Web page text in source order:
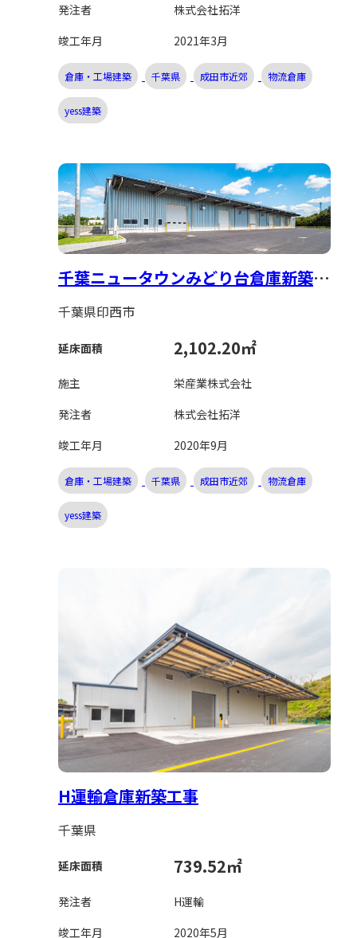
発注者
株式会社拓洋
竣工年月
2021年3月
倉庫・工場建築 千葉県 成田市近郊 物流倉庫
yess建築
千葉ニュータウンみどり台倉庫新築工
事
千葉県印西市
延床面積 2,102.20㎡
施主
栄産業株式会社
発注者
株式会社拓洋
竣工年月
2020年9月
倉庫・工場建築 千葉県 成田市近郊 物流倉庫
yess建築
H運輸倉庫新築工事
千葉県
延床面積 739.52㎡
発注者
H運輸
竣工年月
2020年5月